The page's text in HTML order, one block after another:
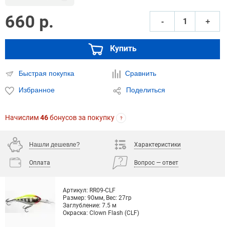
660 р. ‐ +
Купить
Быстрая покупка Сравнить
Избранное Поделиться
Начислим46бонусов за покупку ?
Нашли дешевле? Характеристики
Оплата Вопрос — ответ
Артикул: RR09-CLF
Размер: 90мм, Вес: 27гр
Заглубление: 7.5 м
Окраска: Clown Flash (CLF)